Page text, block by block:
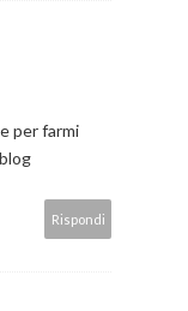
per farmi
Rispondi